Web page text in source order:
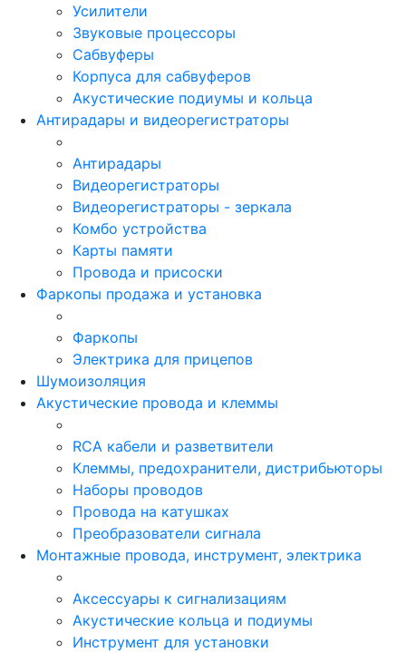
Усилители
Звуковые процессоры
Сабвуферы
Корпуса для сабвуферов
Акустические подиумы и кольца
Антирадары и видеорегистраторы
Антирадары
Видеорегистраторы
Видеорегистраторы - зеркала
Комбо устройства
Карты памяти
Провода и присоски
Фаркопы продажа и установка
Фаркопы
Электрика для прицепов
Шумоизоляция
Акустические провода и клеммы
RCA кабели и разветвители
Клеммы, предохранители, дистрибьюторы
Наборы проводов
Провода на катушках
Преобразователи сигнала
Монтажные провода, инструмент, электрика
Аксессуары к сигнализациям
Акустические кольца и подиумы
Инструмент для установки